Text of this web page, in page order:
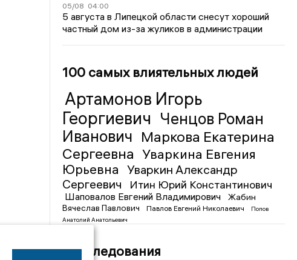
05/08 04:00
5 августа в Липецкой области снесут хороший
частный дом из-за жуликов в администрации
100 самых влиятельных людей
Артамонов Игорь
Георгиевич Ченцов Роман
Иванович Маркова Екатерина
Сергеевна Уваркина Евгения
Юрьевна
Уваркин Александр
Сергеевич
Итин Юрий Константинович
Шаповалов Евгений Владимирович
Жабин
Вячеслав Павлович
Павлов Евгений Николаевич
Попов
Анатолий Анатольевич
Расследования